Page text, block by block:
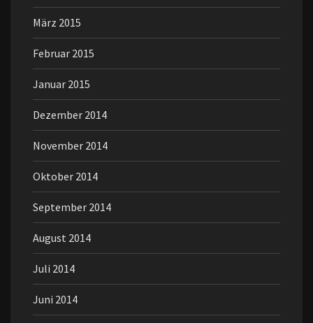
März 2015
Februar 2015
Januar 2015
Dezember 2014
November 2014
Oktober 2014
September 2014
August 2014
Juli 2014
Juni 2014